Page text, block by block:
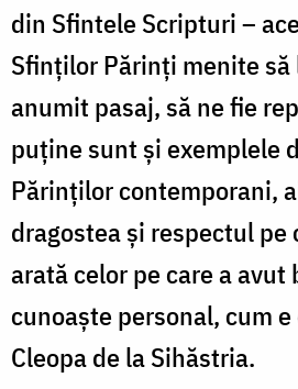
din Sfintele Scripturi –
Sfinților Părinți menite să
anumit pasaj, să ne fie
puține sunt și exemplele
Părinților contemporani,
dragostea și respectul pe
arată celor pe care a avut
cunoaște personal, cum
Cleopa de la Sihăstria.